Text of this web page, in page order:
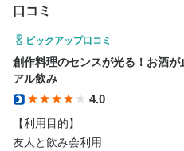
口コミ
ピックアップ口コミ
創作料理のセンスが光る！お酒
アル飲み
4.0
【利用目的】
友人と飲み会利用
株式会社アオギリコーポレーション
最終更新日2025/09/22